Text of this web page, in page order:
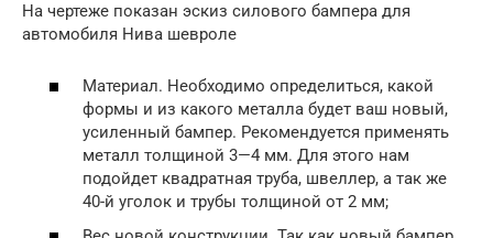
На чертеже показан эскиз силового бампера для
автомобиля Нива шевроле
Материал. Необходимо определиться, какой
формы и из какого металла будет ваш новый,
усиленный бампер. Рекомендуется применять
металл толщиной 3—4 мм. Для этого нам
подойдет квадратная труба, швеллер, а так же
40-й уголок и трубы толщиной от 2 мм;